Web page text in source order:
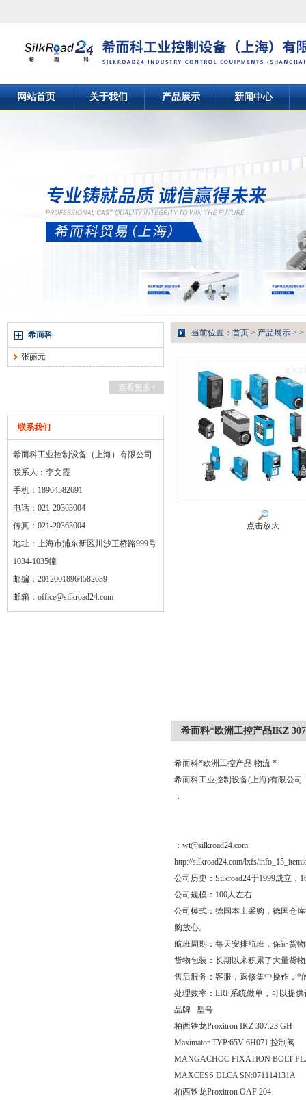
网站首页 关于我们 产品展示 新闻中心
希而科
张丽元
查看更多+
联系我们
希而科工业控制设备（上海）有限公司
联系人：李文霞
手机：18964582691
电话：021-20363004
传真：021-20363004
地址：上海市浦东新区川沙王桥路999号
1034-1035幢
邮编：20120018964582639
邮箱： office@silkroad24.com
当前位置： 首页 > 产品展示 > >
点击放大
希而科*欧洲工控产品IKZ
希而科*欧洲工控产品 物流 *
希而科工业控制设备(上海)有限公
：
：wt@silkroad24.com
http://silkroad24.com/lxfs/
公司历史：Silkroad24于1999成立
公司规模：100人左右
公司模式：德国本土采购，德国仓
购放心。
航班周期：每天安排航班，保证货
货物包装：长期以来积累了大量货
售后服务：客服，返修集中操作，*
处理效率：ERP系统做单，可以提
品牌 型号
柏西铁龙Proxitron IKZ
Maximator TYP:65V 6H071 控制阀
MANGACHOC FIXATION BOLT
MAXCESS DLCA SN:071114131A
柏西铁龙Proxitron